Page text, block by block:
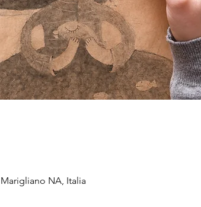
NA, Italia